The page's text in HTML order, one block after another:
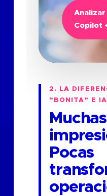
Copilot
2. LA
“BONITA” E
Pocas